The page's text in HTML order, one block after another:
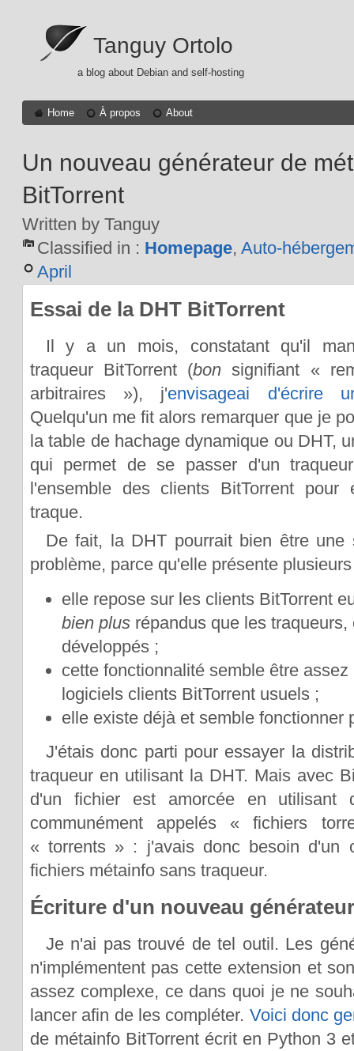
Tanguy Ortolo
a blog about Debian and self-hosting
Home À propos About
Un nouveau générateur de
BitTorrent
Written by Tanguy
Classified in : Homepage, Auto-
April
Essai de la DHT BitTorrent
Il y a un mois, constatant qu'il
traqueur BitTorrent (bon signifiant «
arbitraires »), j'envisageai d'écrire
Quelqu'un me fit alors remarquer que je
la table de hachage dynamique ou DHT,
qui permet de se passer d'un
l'ensemble des clients BitTorrent
traque.
De fait, la DHT pourrait bien être une
problème, parce qu'elle présente
elle repose sur les clients BitTorrent
bien plusrépandus que les traqueurs,
développés ;
cette fonctionnalité semble être
logiciels clients BitTorrent usuels ;
elle existe déjà et semble fonctionner
J'étais donc parti pour essayer la
traqueur en utilisant la DHT. Mais avec
d'un fichier est amorcée en utilisant
communément appelés « fichiers
« torrents » : j'avais donc besoin d'un
fichiers métainfo sans traqueur.
Écriture d'un nouveau
Je n'ai pas trouvé de tel outil. Les
n'implémentent pas cette extension et
assez complexe, ce dans quoi je ne
lancer afin de les compléter. Voici donc
de métainfo BitTorrent écrit en Python 3